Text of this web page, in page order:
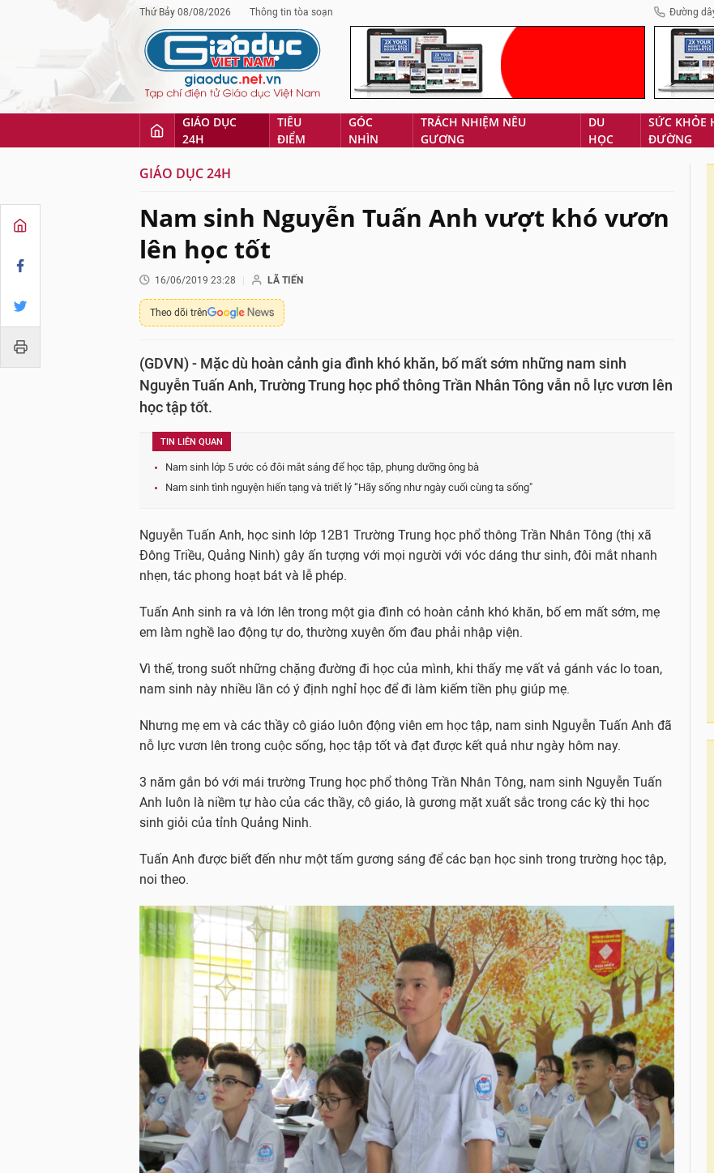
Thứ Bảy 08/08/2026 Thông tin tòa soạn Đường
GIÁO DỤC
24H
TIÊU
ĐIỂM
GÓC
NHÌN
TRÁCH NHIỆM NÊU
GƯƠNG
DU
HỌC
SỨC KHỎE
ĐƯỜNG
GIÁO DỤC 24H
Nam sinh Nguyễn Tuấn Anh vượt khó vươn
lên học tốt
16/06/2019 23:28 LÃ TIẾN
Theo dõi trên
(GDVN) - Mặc dù hoàn cảnh gia đình khó khăn, bố mất sớm những nam sinh
Nguyễn Tuấn Anh, Trường Trung học phổ thông Trần Nhân Tông vẫn nỗ lực vươn lên
học tập tốt.
TIN LIÊN QUAN
Nam sinh lớp 5 ước có đôi mắt sáng để học tập, phụng dưỡng ông bà
Nam sinh tình nguyện hiến tạng và triết lý “Hãy sống như ngày cuối cùng ta sống"
Nguyễn Tuấn Anh, học sinh lớp 12B1 Trường Trung học phổ thông Trần Nhân Tông (thị xã
Đông Triều, Quảng Ninh) gây ấn tượng với mọi người với vóc dáng thư sinh, đôi mắt nhanh
nhẹn, tác phong hoạt bát và lễ phép.
Tuấn Anh sinh ra và lớn lên trong một gia đình có hoàn cảnh khó khăn, bố em mất sớm, mẹ
em làm nghề lao động tự do, thường xuyên ốm đau phải nhập viện.
Vì thế, trong suốt những chặng đường đi học của mình, khi thấy mẹ vất vả gánh vác lo toan,
nam sinh này nhiều lần có ý định nghỉ học để đi làm kiếm tiền phụ giúp mẹ.
Nhưng mẹ em và các thầy cô giáo luôn động viên em học tập, nam sinh Nguyễn Tuấn Anh đã
nỗ lực vươn lên trong cuộc sống, học tập tốt và đạt được kết quả như ngày hôm nay.
3 năm gắn bó với mái trường Trung học phổ thông Trần Nhân Tông, nam sinh Nguyễn Tuấn
Anh luôn là niềm tự hào của các thầy, cô giáo, là gương mặt xuất sắc trong các kỳ thi học
sinh giỏi của tỉnh Quảng Ninh.
Tuấn Anh được biết đến như một tấm gương sáng để các bạn học sinh trong trường học tập,
noi theo.